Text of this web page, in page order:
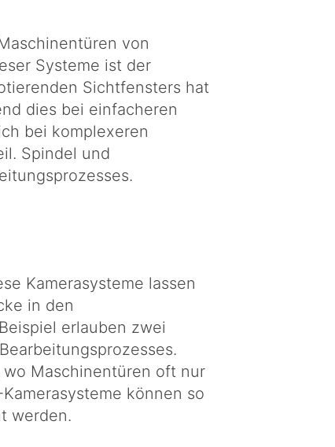
von
Systeme ist der
Sichtfensters hat
dies bei einfacheren
bei komplexeren
Spindel und
Kamerasysteme lassen
in den
erlauben zwei
Maschinentüren oft nur
können so
werden.